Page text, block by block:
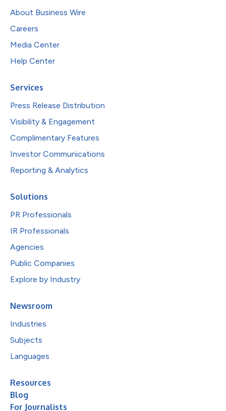
About Business Wire
Careers
Media Center
Help Center
Services
Press Release Distribution
Visibility & Engagement
Complimentary Features
Investor Communications
Reporting & Analytics
Solutions
PR Professionals
IR Professionals
Agencies
Public Companies
Explore by Industry
Newsroom
Industries
Subjects
Languages
Resources
Blog
For Journalists